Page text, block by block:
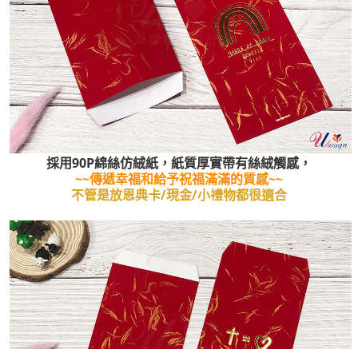
採用90P綿絲仿絨紙，紙質厚實帶有絲絨觸感，
~~傳遞幸福和給予祝福滿滿的質感~~
不管是放恩典卡/現金/小禮物都很適合